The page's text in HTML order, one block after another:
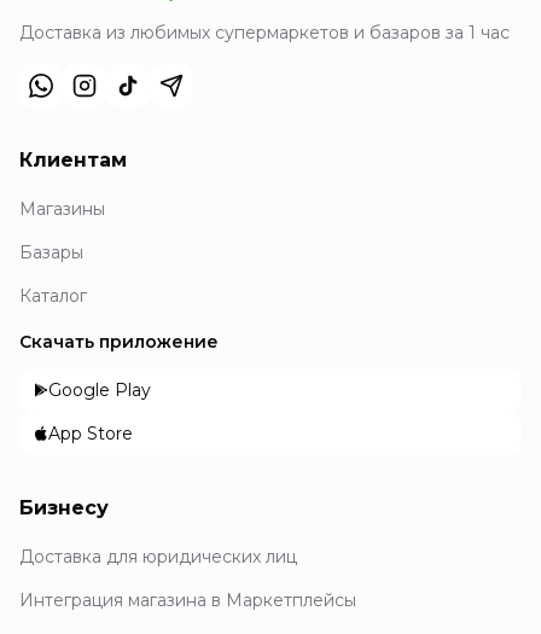
Доставка из любимых супермаркетов и базаров за 1 час
Клиентам
Магазины
Базары
Каталог
Скачать приложение
Google Play
App Store
Бизнесу
Доставка для юридических лиц
Интеграция магазина в Маркетплейсы